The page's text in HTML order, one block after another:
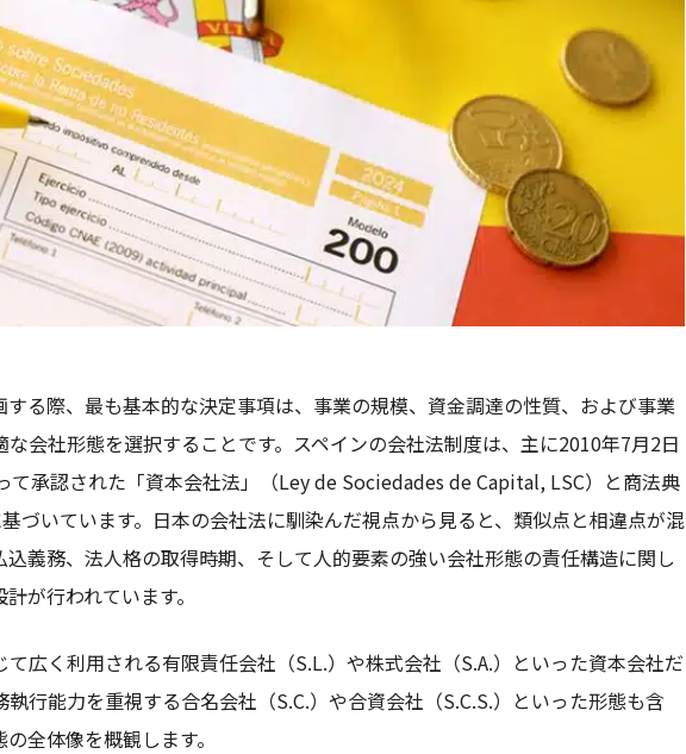
る際、最も基本的な決定事項は、事業の規模、資金調達の性質、および事業
会社形態を選択することです。スペインの会社法制度は、主に2010年7月2日
て承認された「資本会社法」（Ley de Sociedades de Capital, LSC）と商法典
づいています。日本の会社法に馴染んだ視点から見ると、類似点と相違点が混
義務、法人格の取得時期、そして人的要素の強い会社形態の責任構造に関し
が行われています。
広く利用される有限責任会社（S.L.）や株式会社（S.A.）といった資本会社だ
行能力を重視する合名会社（S.C.）や合資会社（S.C.S.）といった形態も含
全体像を概観します。